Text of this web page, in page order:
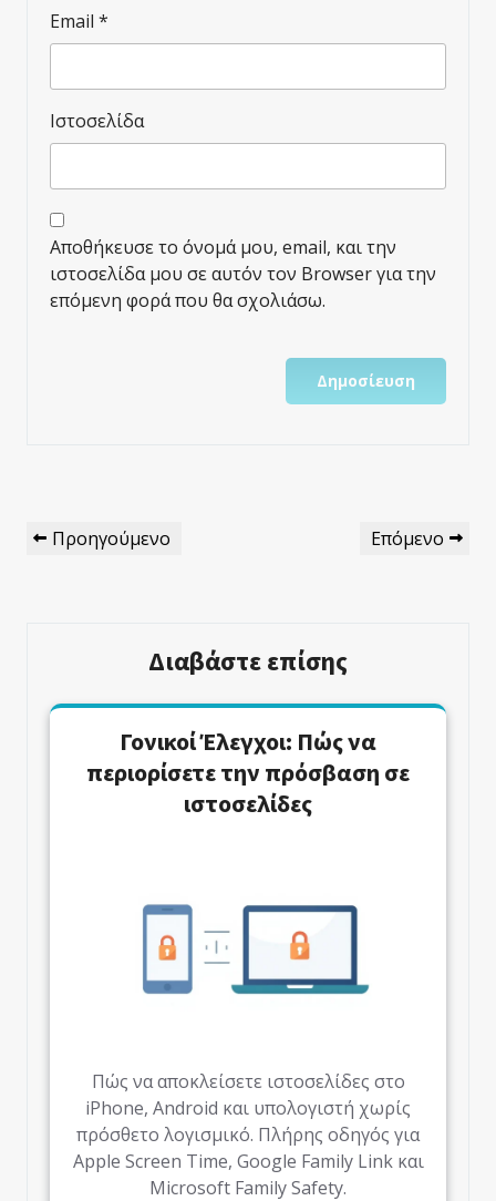
Email *
Ιστοσελίδα
Αποθήκευσε το όνομά μου, email, και την
ιστοσελίδα μου σε αυτόν τον Browser για την
επόμενη φορά που θα σχολιάσω.
Πλοήγηση
Άρθρων
Προηγούμενο
Προηγούμενο
Επόμενο
Επόμενο
Διαβάστε επίσης
Γονικοί Έλεγχοι: Πώς να
περιορίσετε την πρόσβαση σε
ιστοσελίδες
Πώς να αποκλείσετε ιστοσελίδες στο
iPhone, Android και υπολογιστή χωρίς
πρόσθετο λογισμικό. Πλήρης οδηγός για
Apple Screen Time, Google Family Link και
Microsoft Family Safety.